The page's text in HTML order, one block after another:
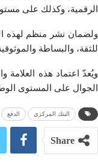
الرقمية، وكذلك على
للثقة، والبساطة
ويُعدّ اعتماد هذه العلامة
الجوال على المستوى
البنك المركزي الدفع
Share